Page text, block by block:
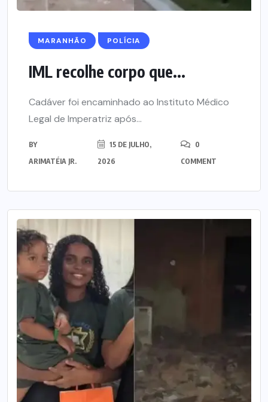
MARANHÃO POLÍCIA
IML recolhe corpo que...
Cadáver foi encaminhado ao Instituto Médico
Legal de Imperatriz após...
BY
ARIMATÉIA JR.
15 DE JULHO,
2026
0
COMMENT